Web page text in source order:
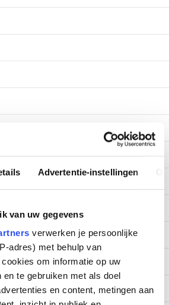
Advertentie-instellingen
van uw gegevens
verwerken je persoonlijke
adres) met behulp van
om informatie op uw
en te gebruiken met als doel
en content, metingen aan